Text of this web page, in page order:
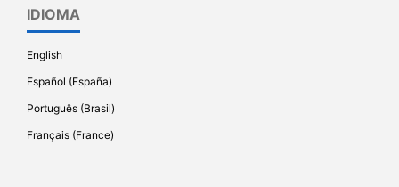
IDIOMA
English
Español (España)
Português (Brasil)
Français (France)